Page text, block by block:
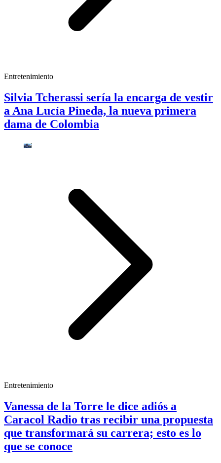
Entretenimiento
Silvia Tcherassi sería la encarga de vestir
a Ana Lucía Pineda, la nueva primera
dama de Colombia
Entretenimiento
Vanessa de la Torre le dice adiós a
Caracol Radio tras recibir una propuesta
que transformará su carrera; esto es lo
que se conoce